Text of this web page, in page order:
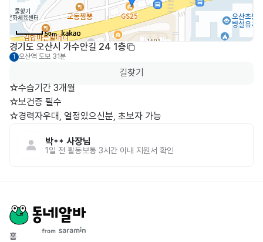
50m
경기도 오산시 가수안길 24 1층
1 오산역 도보 31분
길찾기
☆수습기간 3개월
☆보건증 필수
☆경력자우대, 열정있으신분, 초보자 가능
박** 사장님
1일 전 활동보통 3시간 이내 지원서 확인
홈